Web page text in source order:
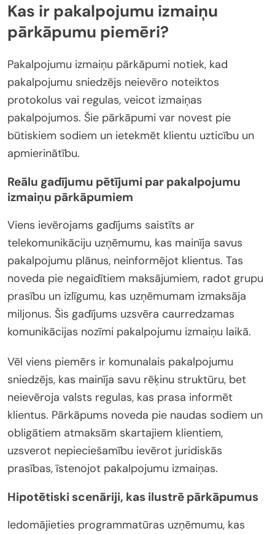
Kas ir pakalpojumu izmaiņu
pārkāpumu piemēri?
Pakalpojumu izmaiņu pārkāpumi notiek, kad
pakalpojumu sniedzējs neievēro noteiktos
protokolus vai regulas, veicot izmaiņas
pakalpojumos. Šie pārkāpumi var novest pie
būtiskiem sodiem un ietekmēt klientu uzticību un
apmierinātību.
Reālu gadījumu pētījumi par pakalpojumu
izmaiņu pārkāpumiem
Viens ievērojams gadījums saistīts ar
telekomunikāciju uzņēmumu, kas mainīja savus
pakalpojumu plānus, neinformējot klientus. Tas
noveda pie negaidītiem maksājumiem, radot grupu
prasību un izlīgumu, kas uzņēmumam izmaksāja
miljonus. Šis gadījums uzsvēra caurredzamas
komunikācijas nozīmi pakalpojumu izmaiņu laikā.
Vēl viens piemērs ir komunalais pakalpojumu
sniedzējs, kas mainīja savu rēķinu struktūru, bet
neievēroja valsts regulas, kas prasa informēt
klientus. Pārkāpums noveda pie naudas sodiem un
obligātiem atmaksām skartajiem klientiem,
uzsverot nepieciešamību ievērot juridiskās
prasības, īstenojot pakalpojumu izmaiņas.
Hipotētiski scenāriji, kas ilustrē pārkāpumus
Iedomājieties programmatūras uzņēmumu, kas